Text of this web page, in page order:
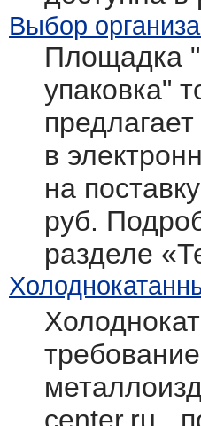
Выбор
Площадка
упаковка"
в
на
руб.
разделе